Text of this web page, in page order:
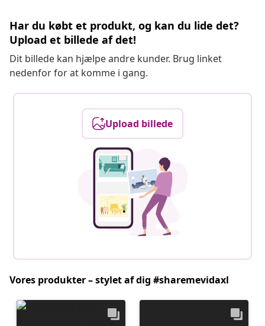
Har du købt et produkt, og kan du lide det?
Upload et billede af det!
Dit billede kan hjælpe andre kunder. Brug linket
nedenfor for at komme i gang.
Upload billede
Vores produkter – stylet af dig #sharemevidaxl